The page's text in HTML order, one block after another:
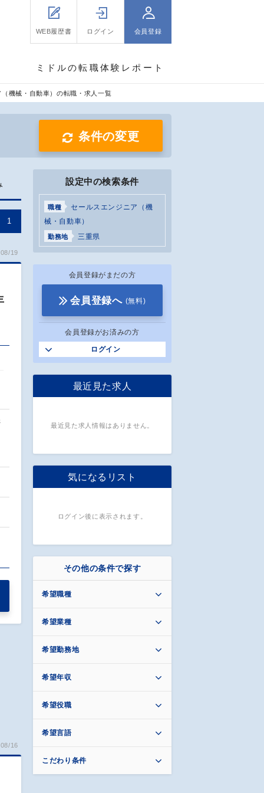
WEB履歴書 ログイン 会員登録
ミドルの転職体験レポート
機械・自動車）の転職・求人一覧
条件の変更
1
19
16
設定中の検索条件
職種
セールスエンジニア（機
械・自動車）
勤務地 三重県
会員登録がまだの方
会員登録へ (無料)
会員登録がお済みの方
ログイン
最近見た求人
最近見た求人情報はありません。
気になるリスト
ログイン後に表示されます。
その他の条件で探す
希望職種
希望業種
希望勤務地
希望年収
希望役職
希望言語
こだわり条件